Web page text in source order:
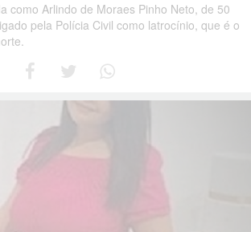
como Arlindo de Moraes Pinho Neto, de 50
pela Polícia Civil como latrocínio, que é o